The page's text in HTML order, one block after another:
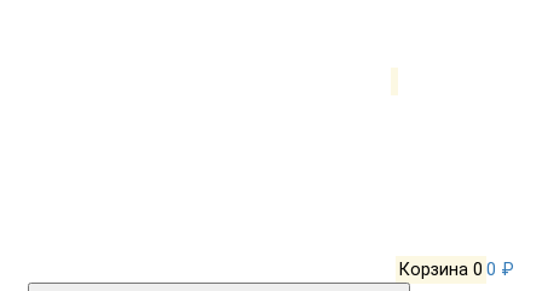
Корзина 0 0 ₽